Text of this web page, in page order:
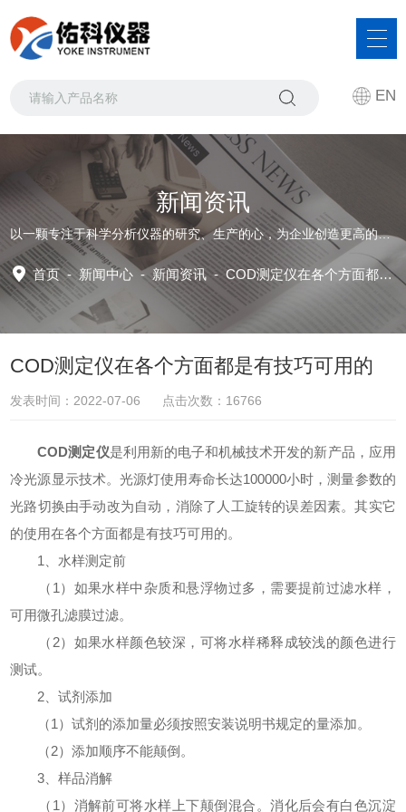
EN
新闻资讯
以一颗专注于科学分析仪器的研究、生产的心，为企业创造更高的发展价值
首页-新闻中心 - 新闻资讯 -COD测定仪在各个方面都是有技巧可用的
COD测定仪在各个方面都是有技巧可用的
发表时间：2022-07-06 点击次数：16766
COD测定仪是利用新的电子和机械技术开发的新产品，应用
冷光源显示技术。光源灯使用寿命长达100000小时，测量参数的
光路切换由手动改为自动，消除了人工旋转的误差因素。其实它
的使用在各个方面都是有技巧可用的。
1、水样测定前
（1）如果水样中杂质和悬浮物过多，需要提前过滤水样，
可用微孔滤膜过滤。
（2）如果水样颜色较深，可将水样稀释成较浅的颜色进行
测试。
2、试剂添加
（1）试剂的添加量必须按照安装说明书规定的量添加。
（2）添加顺序不能颠倒。
3、样品消解
（1）消解前可将水样上下颠倒混合。消化后会有白色沉淀